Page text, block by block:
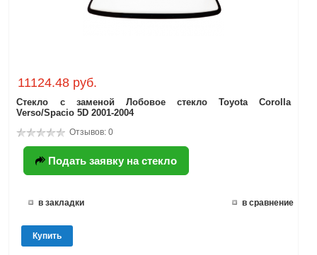
11124.48 руб.
Стекло с заменой Лобовое стекло Toyota Corolla
Verso/Spacio 5D 2001-2004
Отзывов: 0
Подать заявку на стекло
в закладки в сравнение
Купить